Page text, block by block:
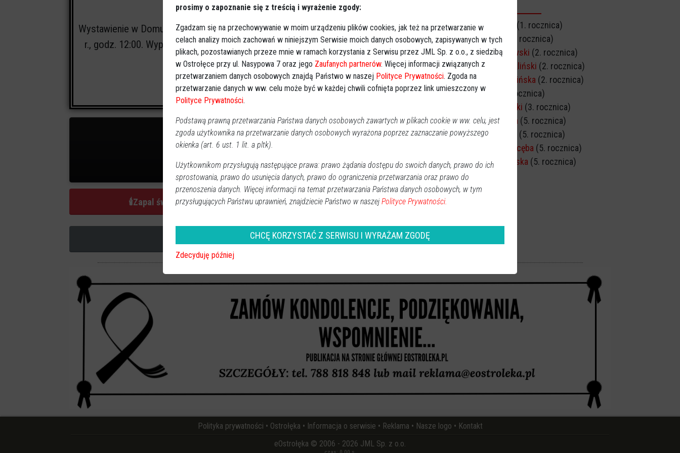
Cmentarz:cmentarz w Dąbrówce
Wystawienie w Domu Pogrzebowym Arka Ostrołęka, ul. Sienkiewicza 41 - 14.03.2022
r., godz. 12:00. Wyprowadzenie z Domu Pogrzebowego Arka - 14.03.2022 r., godz.
13:00.
Różaniec: niedziela, godz. 15:00.
0zapalonych świeczek
🕯Zapal świeczkę ↗Udostępnij
wróć
Janusz Domurad
(1. rocznica)
Jan Szewczyk
(1. rocznica)
Zbigniew Gawkowski (2. rocznica)
Henryk Józef Kukliński (2. rocznica)
Władysława Prusińska (2. rocznica)
Zofia Dobek
(2. rocznica)
Andrzej Markowski (3. rocznica)
Marta Dobkowska (5. rocznica)
Irena Wasilewska
(5. rocznica)
Jadwiga Maria Kocęba (5. rocznica)
Celina Mroczkowska (5. rocznica)
Polityka prywatności • Ostrołęka • Informacja o serwisie • Reklama • Nasze logo • Kontakt
eOstrołęka © 2006 - 2026 JML Sp. z o.o.
prosimy o zapoznanie się z treścią i wyrażenie zgody:
Zgadzam się na przechowywanie w moim urządzeniu plików cookies, jak też na przetwarzanie w
celach analizy moich zachowań w niniejszym Serwisie moich danych osobowych, zapisywanych w tych
plikach, pozostawianych przeze mnie w ramach korzystania z Serwisu przez JML Sp. z o.o., z siedzibą
w Ostrołęce przy ul. Nasypowa 7 oraz jego Zaufanych partnerów. Więcej informacji związanych z
przetwarzaniem danych osobowych znajdą Państwo w naszej Polityce Prywatności. Zgoda na
przetwarzanie danych w ww. celu może być w każdej chwili cofnięta poprzez link umieszczony w
Polityce Prywatności.
Podstawą prawną przetwarzania Państwa danych osobowych zawartych w plikach cookie w ww. celu, jest
zgoda użytkownika na przetwarzanie danych osobowych wyrażona poprzez zaznaczanie powyższego
okienka (art. 6 ust. 1 lit. a pltk).
Użytkownikom przysługują następujące prawa: prawo żądania dostępu do swoich danych, prawo do ich
sprostowania, prawo do usunięcia danych, prawo do ograniczenia przetwarzania oraz prawo do
przenoszenia danych. Więcej informacji na temat przetwarzania Państwa danych osobowych, w tym
przysługujących Państwu uprawnień, znajdziecie Państwo w naszej Polityce Prywatności.
CHCĘ KORZYSTAĆ Z SERWISU I WYRAŻAM ZGODĘ
Zdecyduję później